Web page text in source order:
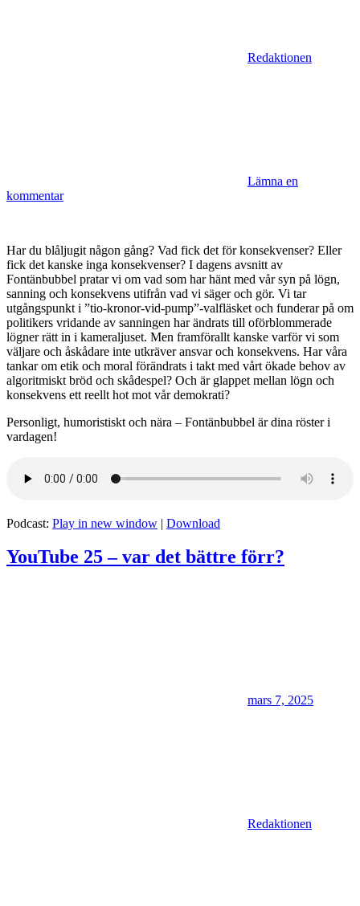
Redaktionen
Lämna en
kommentar
Har du blåljugit någon gång? Vad fick det för konsekvenser? Eller
fick det kanske inga konsekvenser? I dagens avsnitt av
Fontänbubbel pratar vi om vad som har hänt med vår syn på lögn,
sanning och konsekvens utifrån vad vi säger och gör. Vi tar
utgångspunkt i ”tio-kronor-vid-pump”-valfläsket och funderar på om
politikers vridande av sanningen har ändrats till oförblommerade
lögner rätt in i kameraljuset. Men framförallt kanske varför vi som
väljare och åskådare inte utkräver ansvar och konsekvens. Har våra
tankar om etik och moral förändrats i takt med vårt ökade behov av
algoritmiskt bröd och skådespel? Och är glappet mellan lögn och
konsekvens ett reellt hot mot vår demokrati?
Personligt, humoristiskt och nära – Fontänbubbel är dina röster i
vardagen!
Podcast: Play in new window | Download
YouTube 25 – var det bättre förr?
mars 7, 2025
Redaktionen